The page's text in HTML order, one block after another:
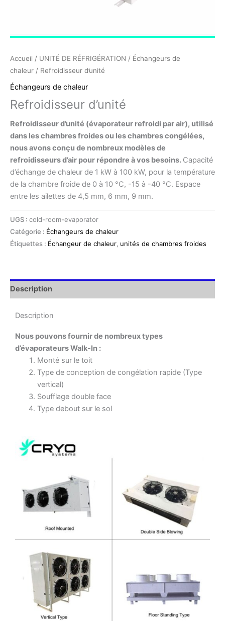
Accueil / UNITÉ DE RÉFRIGÉRATION / Échangeurs de
chaleur / Refroidisseur d’unité
Échangeurs de chaleur
Refroidisseur d’unité
Refroidisseur d’unité (évaporateur refroidi par air), utilisé
dans les chambres froides ou les chambres congélées,
nous avons conçu de nombreux modèles de
refroidisseurs d’air pour répondre à vos besoins. Capacité
d’échange de chaleur de 1 kW à 100 kW, pour la température
de la chambre froide de 0 à 10 °C, -15 à -40 °C. Espace
entre les ailettes de 4,5 mm, 6 mm, 9 mm.
UGS : cold-room-evaporator
Catégorie : Échangeurs de chaleur
Étiquettes : Échangeur de chaleur, unités de chambres froides
Description
Description
Nous pouvons fournir de nombreux types
d’évaporateurs Walk-In :
Monté sur le toit
Type de conception de congélation rapide (Type
vertical)
Soufflage double face
Type debout sur le sol